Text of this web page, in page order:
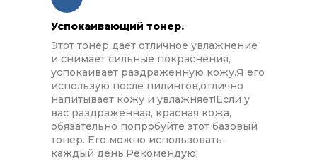
Успокаивающий тонер.
Этот тонер дает отличное увлажнение
и снимает сильные покраснения,
успокаивает раздраженную кожу.Я его
использую после пилингов,отлично
напитывает кожу и увлажняет!Если у
вас раздраженная, красная кожа,
обязательно попробуйте этот базовый
тонер. Его можно использовать
каждый день.Рекомендую!